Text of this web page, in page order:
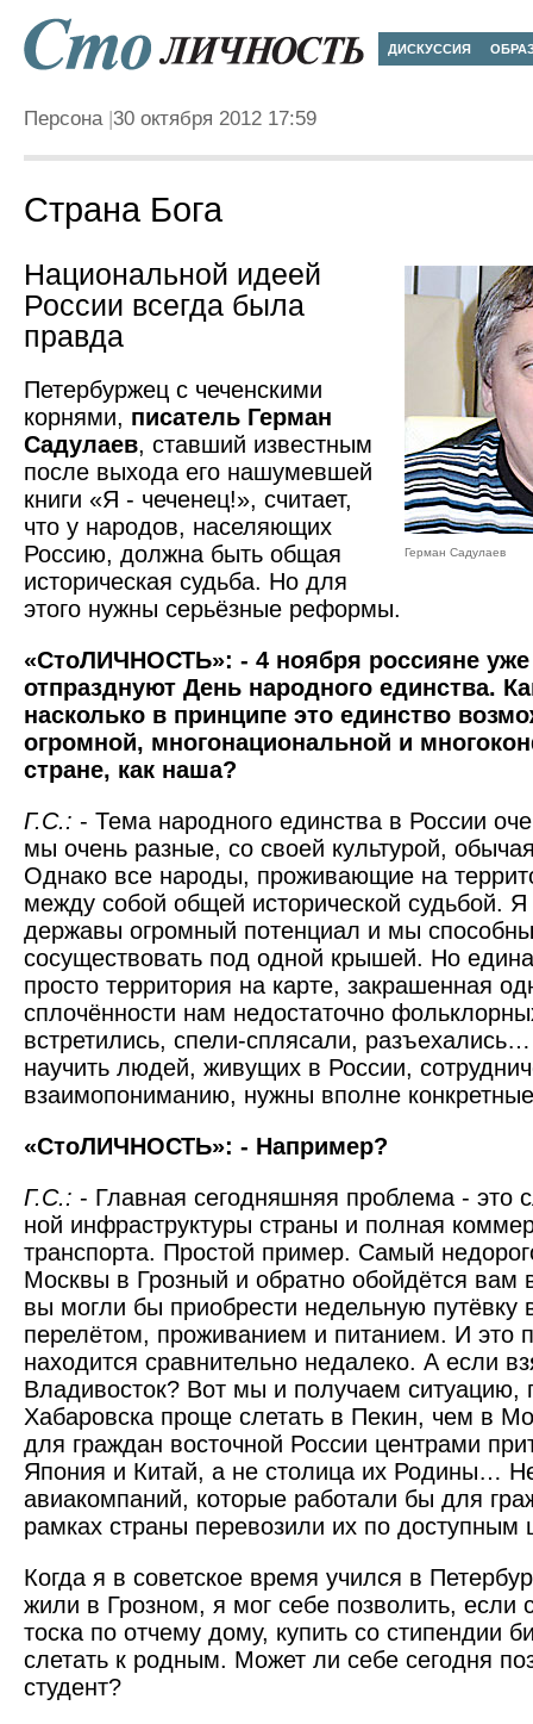
ДИСКУССИЯ
Персона 30 октября 2012 17:59
Страна Бога
Герман Садулаев
Национальной идеей
России всегда была
правда
Петербуржец с чеченскими
корнями, писатель Герман
Садулаев, ставший известным
после выхода его нашумевшей
книги «Я - чеченец!», считает,
что у народов, населяющих
Россию, должна быть общая
историче­ская судьба. Но для
этого нужны серьёзные реформы.
«СтоЛИЧНОСТЬ»: - 4 ноября россияне
отпразднуют День народного единства.
насколько в принципе это единство
огромной, многонациональной и
стране, как наша?
Г.С.: - Тема народного един­ства в России
мы очень разные, со своей культурой,
Однако все народы, проживающие на
между собой общей исторической судьбой.
державы огромный потенциал и мы
сосуществовать под одной крышей. Но
просто территория на карте, закрашенная
сплочённости нам недостаточно
встретились, спели-сплясали,
научить людей, живущих в России,
взаимопониманию, нужны вполне
«СтоЛИЧНОСТЬ»: - Например?
Г.С.: - Главная сегодняшняя проблема - это
ной инфраструктуры страны и полная
транспорта. Простой пример. Самый
Москвы в Грозный и обратно обойдётся вам
вы могли бы приобрести недельную путёвку
перелётом, проживанием и питанием. И это
находится сравнительно недалеко. А если
Владивосток? Вот мы и получаем ситуацию,
Хабаровска проще слетать в Пекин, чем в
для граждан восточной России центрами
Япония и Китай, а не столица их Родины…
авиакомпаний, которые работали бы для
рамках страны перевозили их по доступным
Когда я в советское время учился в
жили в Грозном, я мог себе позволить, если
тоска по отчему дому, купить со стипендии
слетать к родным. Может ли себе сегодня
студент?